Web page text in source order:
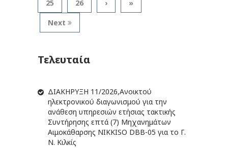
25 26 › »
Next
Τελευταία
ΔIΑΚΗΡΥΞΗ 11/2026,Ανοικτού
ηλεκτρονικού διαγωνισμού για την
ανάθεση υπηρεσιών ετήσιας τακτικής
Συντήρησης επτά (7) Μηχανημάτων
Αιμοκάθαρσης NIKKISO DBB-05 για το Γ.
Ν. Κιλκίς